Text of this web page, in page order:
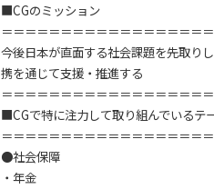
■CGのミッション
＝＝＝＝＝＝＝＝＝＝＝＝＝＝＝＝＝
今後日本が直面する社会課題を先取り
携を通じて支援・推進する
＝＝＝＝＝＝＝＝＝＝＝＝＝＝＝＝＝
■CGで特に注力して取り組んでいるテ
＝＝＝＝＝＝＝＝＝＝＝＝＝＝＝＝＝
●社会保障
・年金